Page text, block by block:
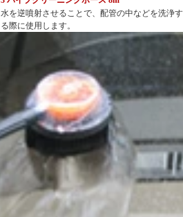
水を逆噴射させることで、配管の中などを洗浄す
る際に使用します。